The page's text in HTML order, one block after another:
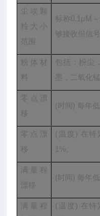
尘埃颗
粒大小
范围
标称0.1μM
够接收但信
粉体材
料
包括：粉尘
墨，二氧化
零点漂
移
(时间) 每年
零点漂
移
(温度) 在特
1%。
满量程
漂移
(时间) 每年
满量程
(温度) 在特